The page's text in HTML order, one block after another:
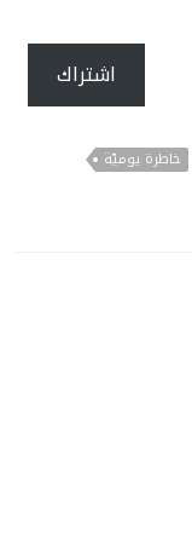
اشتراك
خاطرة يوميّة